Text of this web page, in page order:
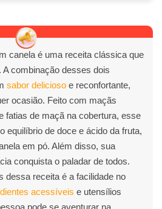
canela é uma receita clássica que
A combinação desses dois
sabor delicioso e reconfortante,
ocasião. Feito com maçãs
fatias de maçã na cobertura, esse
equilíbrio de doce e ácido da fruta,
em pó. Além disso, sua
conquista o paladar de todos.
dessa receita é a facilidade no
acessíveis e utensílios